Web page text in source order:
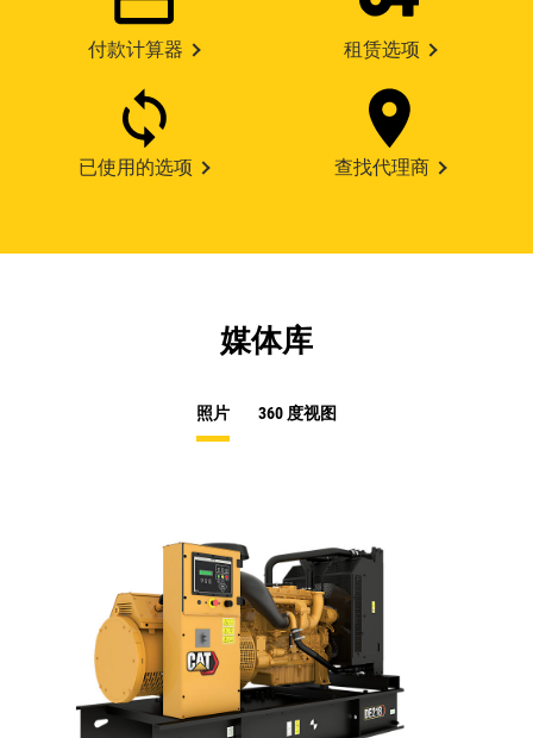
付款计算器 租赁选项
已使用的选项 查找代理商
媒体库
照片 360 度视图